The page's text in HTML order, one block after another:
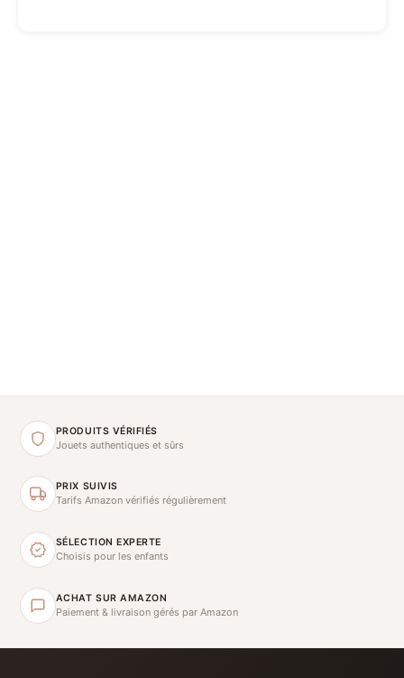
PRODUITS VÉRIFIÉS
Jouets authentiques et sûrs
PRIX SUIVIS
Tarifs Amazon vérifiés régulièrement
SÉLECTION EXPERTE
Choisis pour les enfants
ACHAT SUR AMAZON
Paiement & livraison gérés par Amazon